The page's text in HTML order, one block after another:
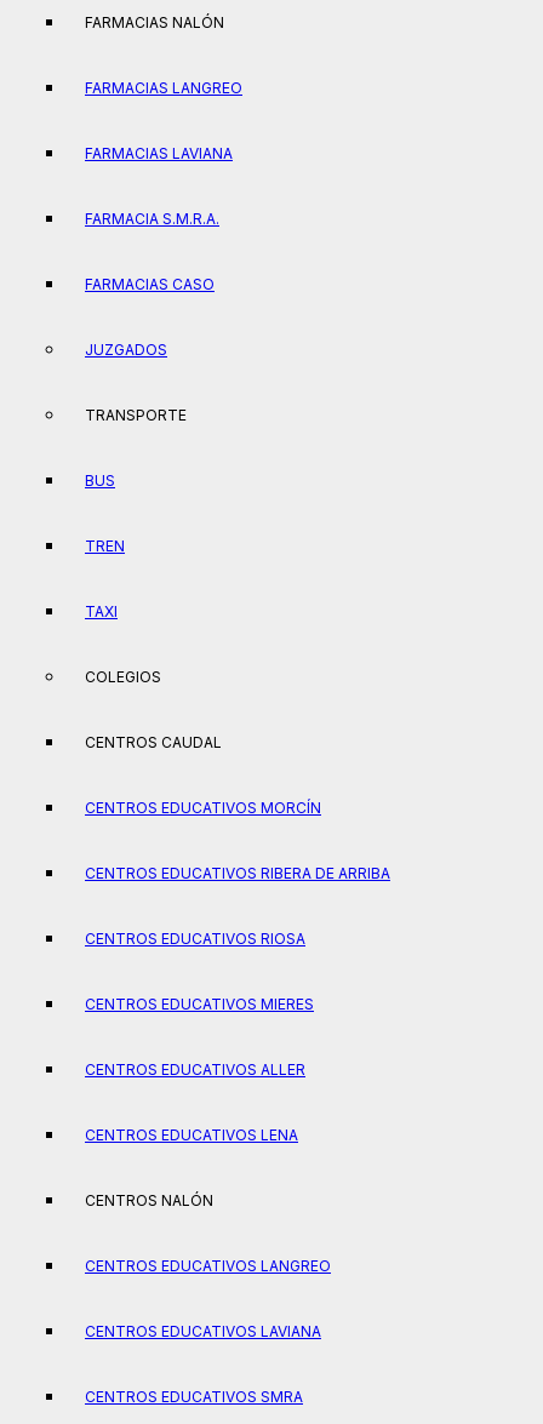
FARMACIAS NALÓN
FARMACIAS LANGREO
FARMACIAS LAVIANA
FARMACIA S.M.R.A.
FARMACIAS CASO
JUZGADOS
TRANSPORTE
BUS
TREN
TAXI
COLEGIOS
CENTROS CAUDAL
CENTROS EDUCATIVOS MORCÍN
CENTROS EDUCATIVOS RIBERA DE ARRIBA
CENTROS EDUCATIVOS RIOSA
CENTROS EDUCATIVOS MIERES
CENTROS EDUCATIVOS ALLER
CENTROS EDUCATIVOS LENA
CENTROS NALÓN
CENTROS EDUCATIVOS LANGREO
CENTROS EDUCATIVOS LAVIANA
CENTROS EDUCATIVOS SMRA